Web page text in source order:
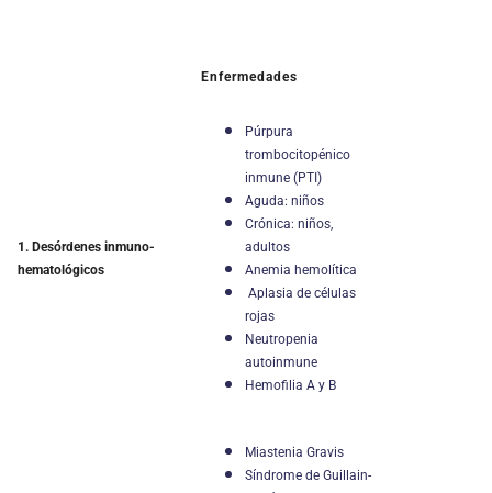
Enfermedades
1. Desórdenes inmuno-
hematológicos
Púrpura
trombocitopénico
inmune (PTI)
Aguda: niños
Crónica: niños,
adultos
Anemia hemolítica
Aplasia de células
rojas
Neutropenia
autoinmune
Hemofilia A y B
Miastenia Gravis
Síndrome de Guillain-